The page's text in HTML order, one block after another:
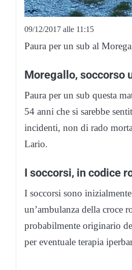
09/12/2017 alle 11:15
Paura per un sub al
Moregallo, soccorso
Paura per un sub questa
54 anni che si sarebbe
incidenti, non di rado
Lario.
I soccorsi, in codice
I soccorsi sono
un’ambulanza della croce
probabilmente originario
per eventuale terapia